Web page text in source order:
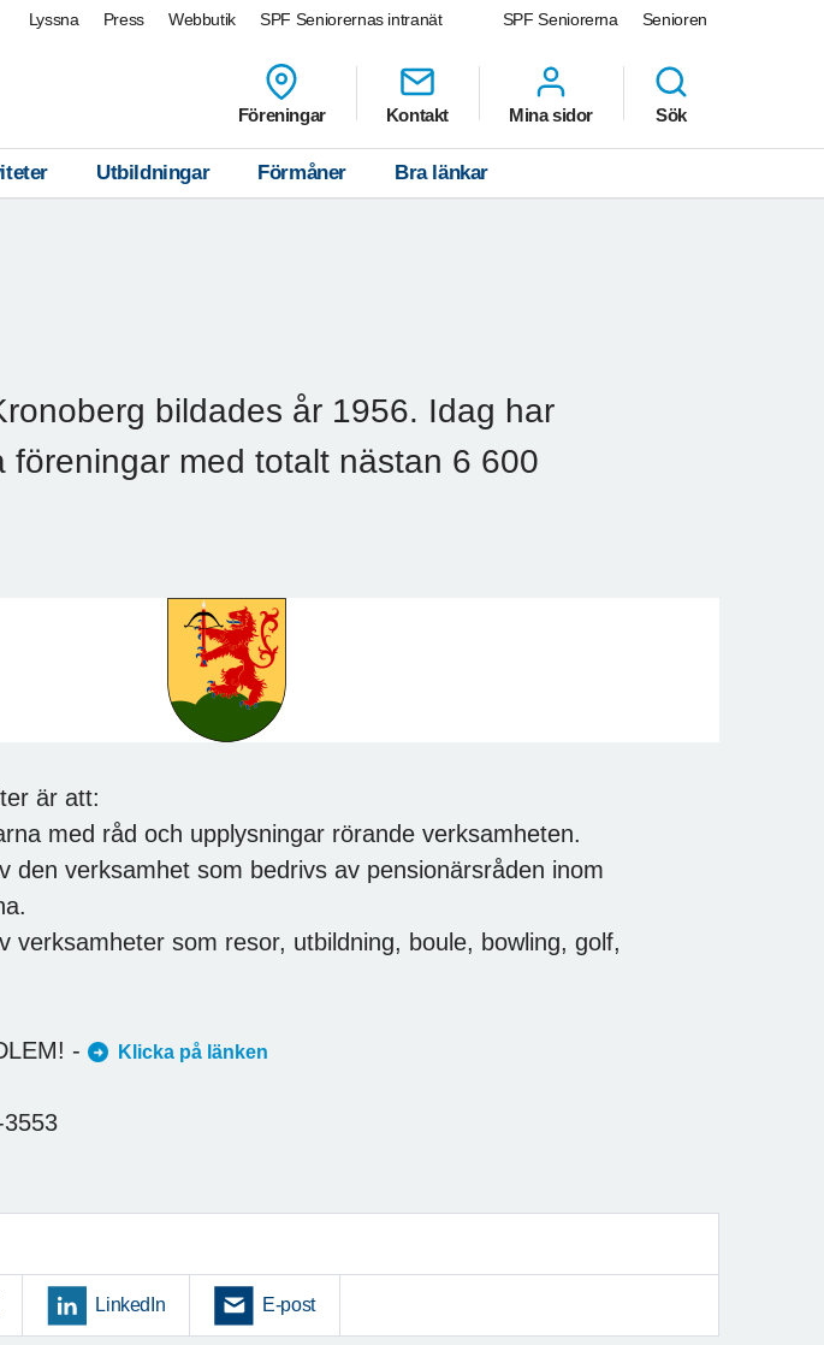
SPF Seniorerna Senioren
Lyssna Press Webbutik SPF Seniorernas intranät
Föreningar Kontakt Mina sidor Sök
Utbildningar Förmåner Bra länkar
bildades år 1956. Idag har
föreningar med totalt nästan 6 600
är att:
med råd och upplysningar rörande verksamheten.
den verksamhet som bedrivs av pensionärsråden inom
verksamheter som resor, utbildning, boule, bowling, golf,
- Klicka på länken
LinkedIn E-post